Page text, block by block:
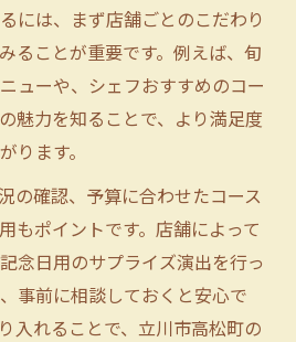
には、まず店舗ごとのこだわり
ることが重要です。例えば、旬
ューや、シェフおすすめのコー
魅力を知ることで、より満足度
ります。
の確認、予算に合わせたコース
もポイントです。店舗によって
念日用のサプライズ演出を行っ
事前に相談しておくと安心で
入れることで、立川市高松町の